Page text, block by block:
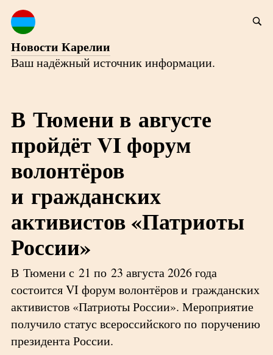
Новости Карелии
Ваш надёжный источник информации.
В Тюмени в августе
пройдёт VI форум
волонтёров
и гражданских
активистов «Патриоты
России»
В Тюмени с 21 по 23 августа 2026 года
состоится VI форум волонтёров и гражданских
активистов «Патриоты России». Мероприятие
получило статус всероссийского по поручению
президента России.